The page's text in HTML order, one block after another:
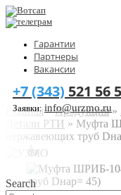
Гарантии
Партнеры
Вакансии
+7 (343) 521 56
Заявки:info@urzmo.ru
Search
Главная»Продукция»
Детали РТИ » Муфта
нержавеющих труб
👍